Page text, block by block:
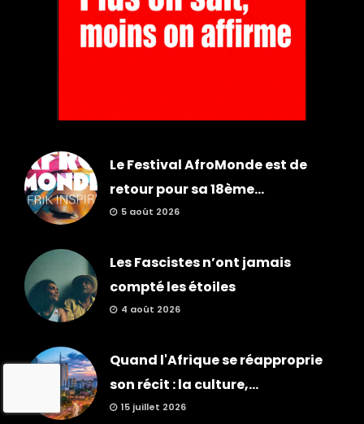
Le Festival AfroMonde est de
retour pour sa 18ème...
5 août 2026
Les Fascistes n’ont jamais
compté les étoiles
4 août 2026
Quand l'Afrique se réapproprie
son récit : la culture,...
15 juillet 2026